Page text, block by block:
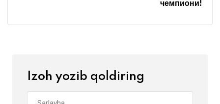
чемпиони!
Izoh yozib qoldiring